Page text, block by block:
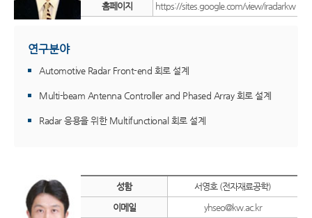
홈페이지
https://sites.google.com/view/iradarkw
연구분야
Automotive Radar Front-end 회로 설계
Multi-beam Antenna Controller and Phased Array 회로 설계
Radar 응용을 위한 Multifunctional 회로 설계
성함
서영호 (전자재료공학)
이메일
yhseo@kw.ac.kr